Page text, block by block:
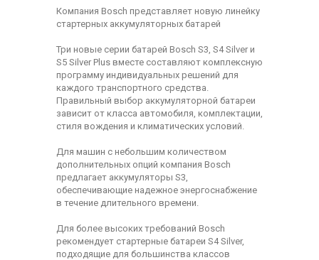
Компания Bosch представляет новую линейку
стартерных аккумуляторных батарей
Три новые серии батарей Bosch S3, S4 Silver и
S5 Silver Plus вместе составляют комплексную
программу индивидуальных решений для
каждого транспортного средства.
Правильный выбор аккумуляторной батареи
зависит от класса автомобиля, комплектации,
стиля вождения и климатических условий.
Для машин с небольшим количеством
дополнительных опций компания Bosch
предлагает аккумуляторы S3,
обеспечивающие надежное энергоснабжение
в течение длительного времени.
Для более высоких требований Bosch
рекомендует стартерные батареи S4 Silver,
подходящие для большинства классов